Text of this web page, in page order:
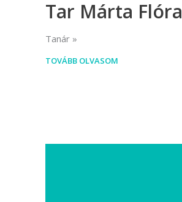
Tar Márta Flóra
Tanár
TOVÁBB OLVASOM